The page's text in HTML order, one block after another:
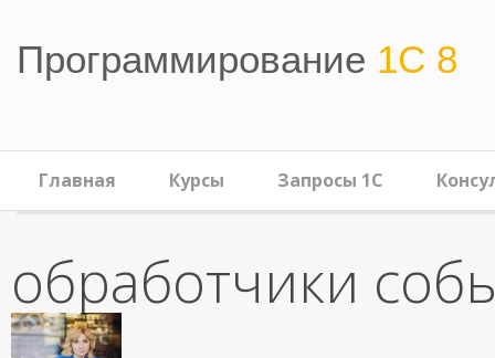
Программирование 1С 8
Главная Курсы Запросы 1С
обработчики